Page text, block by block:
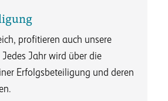
profitieren auch unsere
Jahr wird über die
Erfolgsbeteiligung und deren